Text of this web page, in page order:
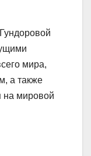
мира,
а также
на мировой